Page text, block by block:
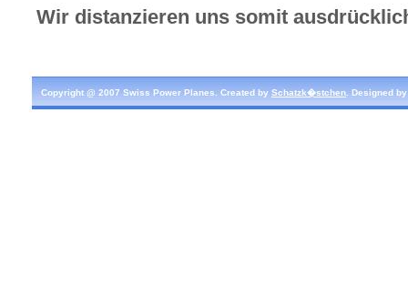
Wir distanzieren uns somit
Copyright @ 2007 Swiss Power Planes. Created by Schatzk�stchen . Designed